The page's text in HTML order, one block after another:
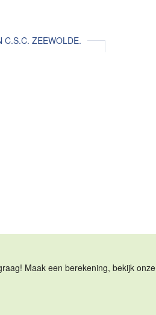
C.S.C. ZEEWOLDE.
Maak een berekening, bekijk onze